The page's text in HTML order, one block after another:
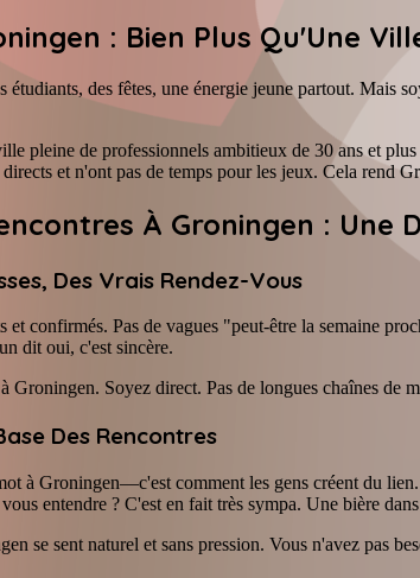
: Bien Plus Qu'Une
étudiants, des fêtes, une énergie jeune partout. Mais
pleine de professionnels ambitieux de 30 ans et
et n'ont pas de temps pour les jeux. Cela rend
À Groningen : Une
Des Vrais Rendez-Vous
et confirmés. Pas de vagues "peut-être la semaine
dit oui, c'est sincère.
Groningen. Soyez direct. Pas de longues chaînes de
Des Rencontres
à Groningen—c'est comment les gens créent du lien.
entendre ? C'est en fait très sympa. Une bière
se sent naturel et sans pression. Vous n'avez pas